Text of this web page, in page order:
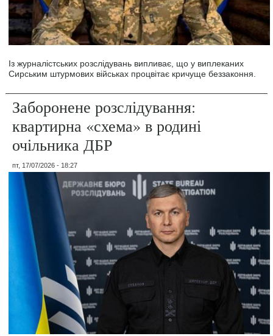
Із журналістських розслідувань випливає, що у виплеканих
Сирським штурмових військах процвітає кричуще беззаконня.
Заборонене розслідування:
квартирна «схема» в родині
очільника ДБР
пт, 17/07/2026 - 18:27